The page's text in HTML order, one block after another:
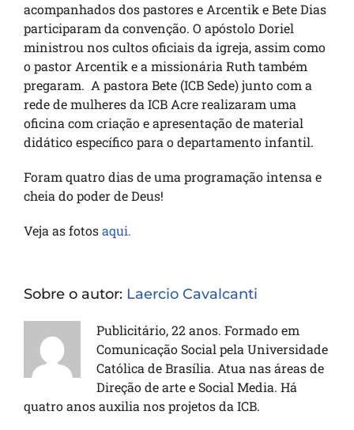
acompanhados dos pastores e Arcentik e Bete Dias
participaram da convenção. O apóstolo Doriel
ministrou nos cultos oficiais da igreja, assim como
o pastor Arcentik e a missionária Ruth também
pregaram. A pastora Bete (ICB Sede) junto com a
rede de mulheres da ICB Acre realizaram uma
oficina com criação e apresentação de material
didático específico para o departamento infantil.
Foram quatro dias de uma programação intensa e
cheia do poder de Deus!
Veja as fotosaqui.
Sobre o autor: Laercio Cavalcanti
Publicitário, 22 anos. Formado em
Comunicação Social pela Universidade
Católica de Brasília. Atua nas áreas de
Direção de arte e Social Media. Há
quatro anos auxilia nos projetos da ICB.